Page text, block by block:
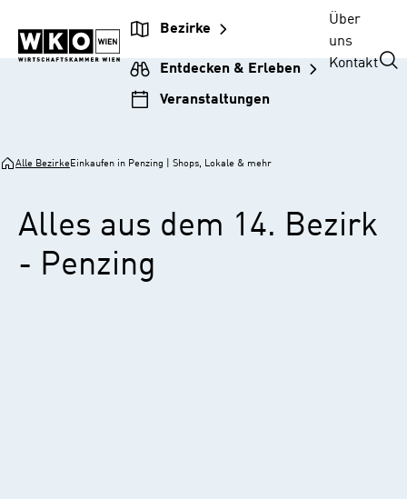
Unternehmensnavigation
springen
Inhalt
springen
Hauptnavigation
springen
Footer
springen
Bezirke
Entdecken & Erleben
Veranstaltungen
Über
uns
Kontakt
Alle BezirkeEinkaufen in Penzing | Shops, Lokale & mehr
Alles aus dem 14. Bezirk
- Penzing